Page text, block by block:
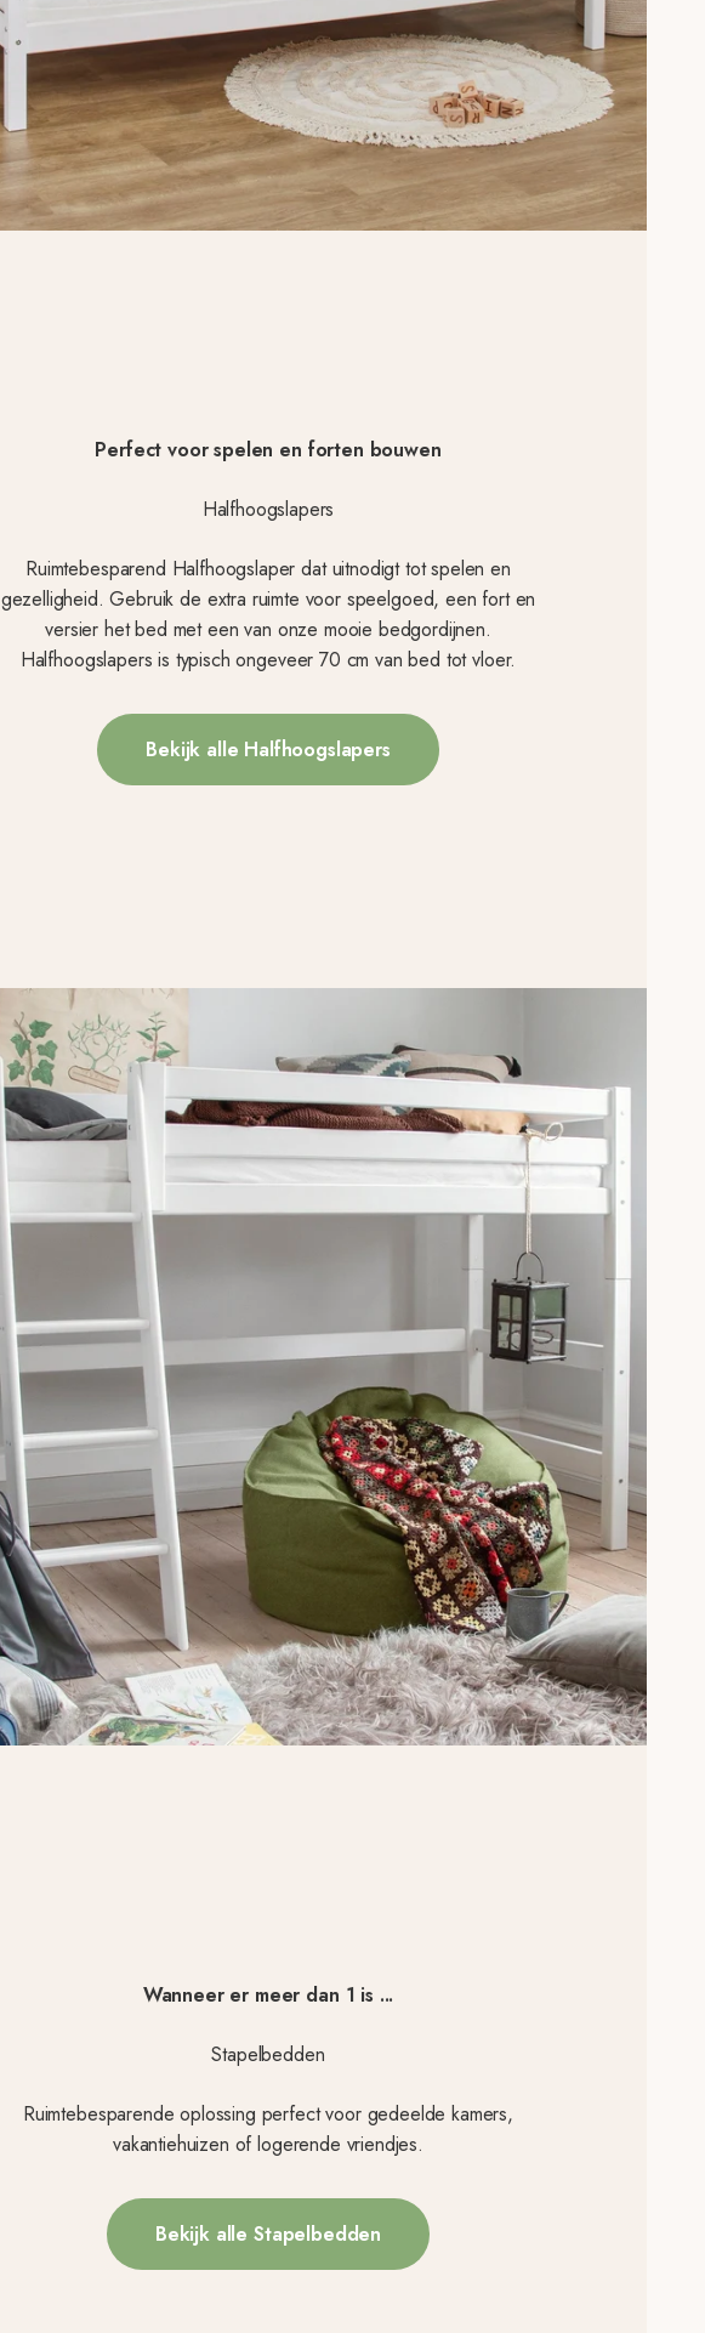
Perfect voor spelen en forten bouwen
Halfhoogslapers
Ruimtebesparend Halfhoogslaper dat uitnodigt tot spelen en
gezelligheid. Gebruik de extra ruimte voor speelgoed, een fort en
versier het bed met een van onze mooie bedgordijnen.
Halfhoogslapers is typisch ongeveer 70 cm van bed tot vloer.
Bekijk alle Halfhoogslapers
Wanneer er meer dan 1 is ...
Stapelbedden
Ruimtebesparende oplossing perfect voor gedeelde kamers,
vakantiehuizen of logerende vriendjes.
Bekijk alle Stapelbedden